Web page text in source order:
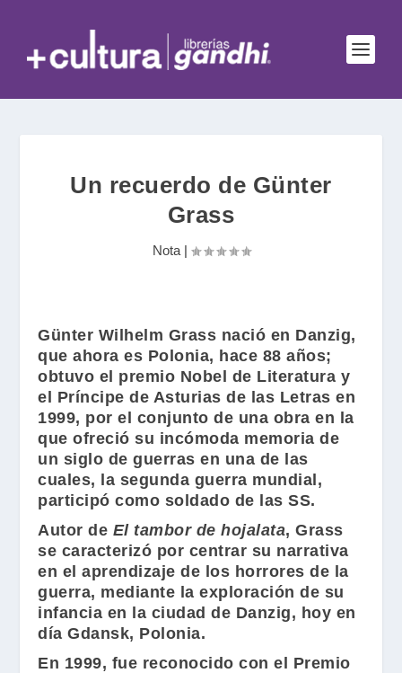
Un recuerdo de Günter
Grass
Nota|
Günter Wilhelm Grass nació en Danzig,
que ahora es Polonia, hace 88 años;
obtuvo el premio Nobel de Literatura y
el Príncipe de Asturias de las Letras en
1999, por el conjunto de una obra en la
que ofreció su incómoda memoria de
un siglo de guerras en una de las
cuales, la segunda guerra mundial,
participó como soldado de las SS.
Autor de El tambor de hojalata, Grass
se caracterizó por centrar su narrativa
en el aprendizaje de los horrores de la
guerra, mediante la exploración de su
infancia en la ciudad de Danzig, hoy en
día Gdansk, Polonia.
En 1999, fue reconocido con el Premio